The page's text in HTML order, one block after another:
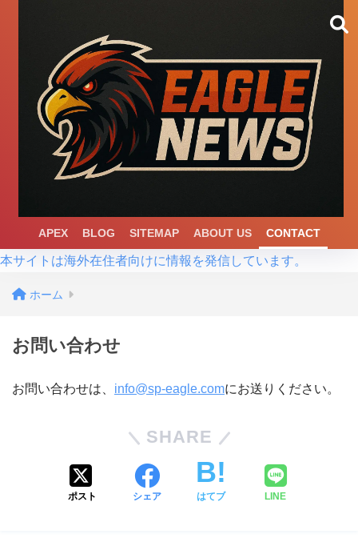
APEX BLOG SITEMAP ABOUT US CONTACT
本サイトは海外在住者向けに情報を発信しています。
ホーム
お問い合わせ
お問い合わせは、 info@sp-eagle.comにお送りください。
SHARE
ポスト シェア はてブ LINE